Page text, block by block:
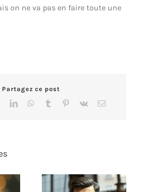
on ne va pas en faire toute une
Partagez ce post
LinkedInWhatsApp
Tumblr Pinterest
Vk Email